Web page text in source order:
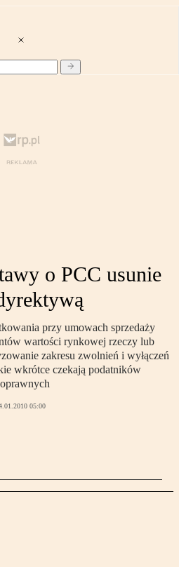
o PCC usunie
przy umowach sprzedaży
wartości rynkowej rzeczy lub
zakresu zwolnień i wyłączeń
wkrótce czekają podatników
05:00